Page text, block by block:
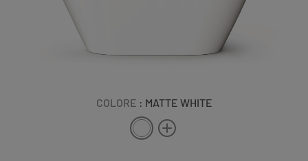
COLORE : MATTE WHITE